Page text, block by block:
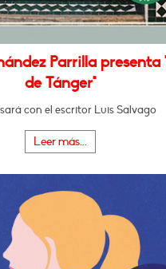
Parrilla presenta
de Tánger"
con el escritor Luis Salvago
Leer más...